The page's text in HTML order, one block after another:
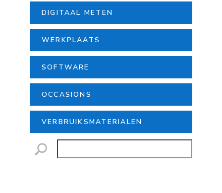
DIGITAAL METEN
WERKPLAATS
SOFTWARE
OCCASIONS
VERBRUIKSMATERIALEN